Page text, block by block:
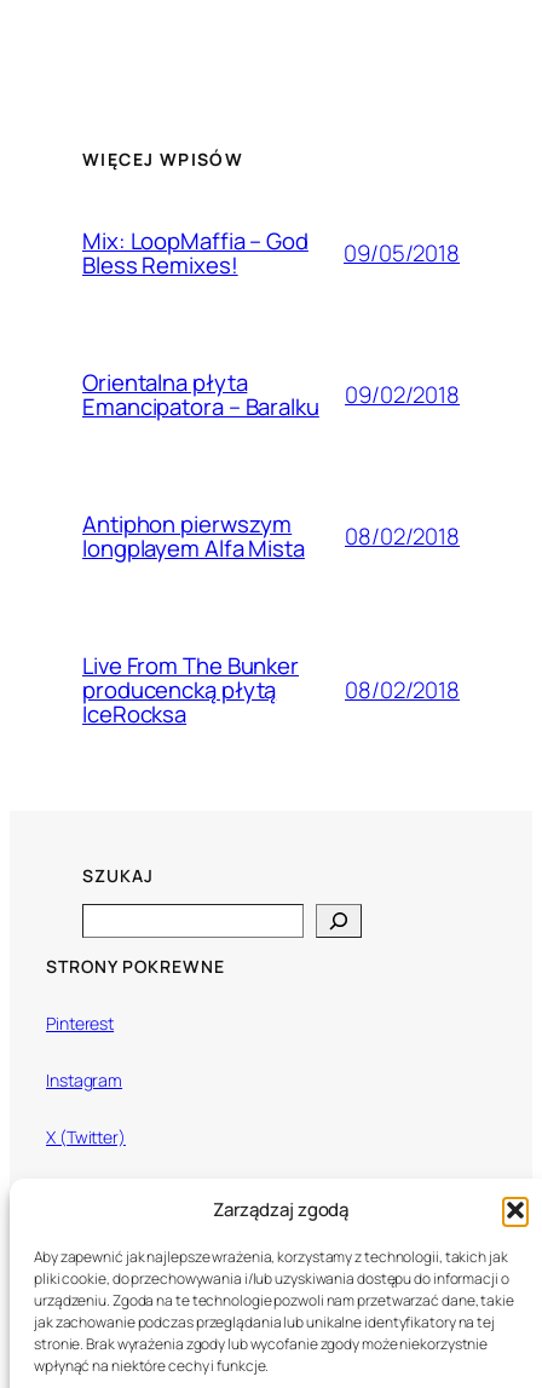
Zarządzaj zgodą
Aby zapewnić jak najlepsze wrażenia, korzystamy z technologii, takich jak
pliki cookie, do przechowywania i/lub uzyskiwania dostępu do informacji o
urządzeniu. Zgoda na te technologie pozwoli nam przetwarzać dane, takie
jak zachowanie podczas przeglądania lub unikalne identyfikatory na tej
stronie. Brak wyrażenia zgody lub wycofanie zgody może niekorzystnie
wpłynąć na niektóre cechy i funkcje.
WIĘCEJ WPISÓW
Mix: LoopMaffia – God
Bless Remixes! 09/05/2018
Orientalna płyta
Emancipatora – Baralku 09/02/2018
Antiphon pierwszym
longplayem Alfa Mista 08/02/2018
Live From The Bunker
producencką płytą
IceRocksa
08/02/2018
SZUKAJ
STRONY POKREWNE
Pinterest
Instagram
X (Twitter)
U Call That Love
© 2026 U Call That Love. Wszystkie prawa zastrzeżone.